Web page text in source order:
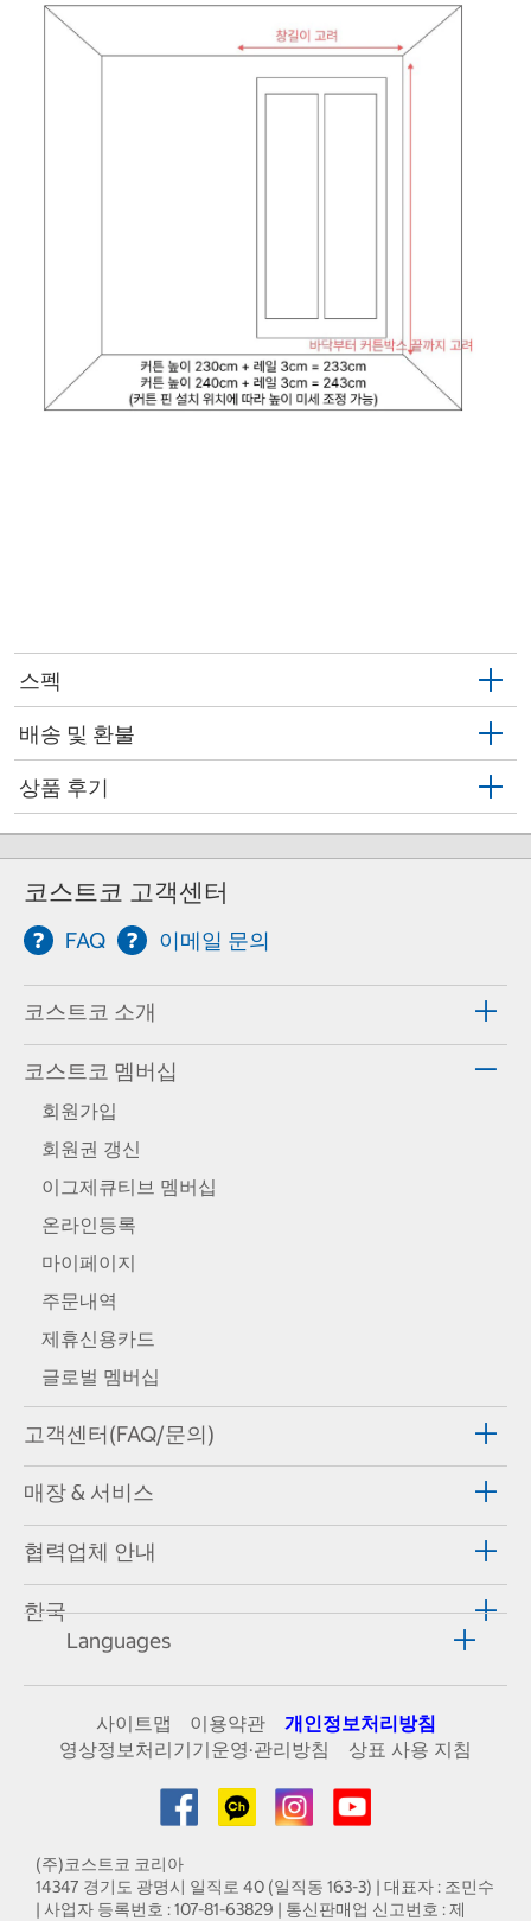
스펙
배송 및 환불
상품 후기
코스트코 고객센터
FAQ 이메일 문의
코스트코 소개
코스트코 멤버십
회원가입
회원권 갱신
이그제큐티브 멤버십
온라인등록
마이페이지
주문내역
제휴신용카드
글로벌 멤버십
고객센터(FAQ/문의)
매장 & 서비스
협력업체 안내
한국
Languages
사이트맵 이용약관
개인정보처리방침
영상정보처리기기운영·관리방침
상표 사용 지침
(주)코스트코 코리아
14347 경기도 광명시 일직로 40 (일직동 163-3) | 대표자 : 조민수
| 사업자 등록번호 : 107-81-63829 | 통신판매업 신고번호 : 제